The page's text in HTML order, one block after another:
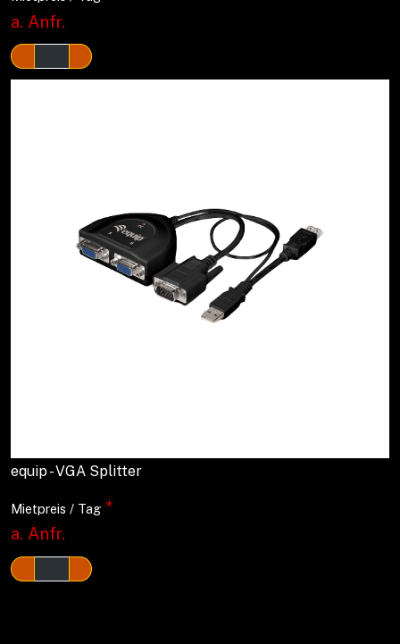
a. Anfr.
equip - VGA Splitter
Mietpreis / Tag *
a. Anfr.